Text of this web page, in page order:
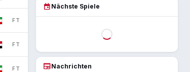
FT
FT
FT
event Nächste Spiele
newspaperNachrichten